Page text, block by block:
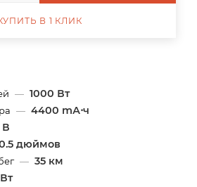
— 1000 Вт
— 4400 mА⋅ч
В
дюймов
— 35 км
В 1 КЛИК